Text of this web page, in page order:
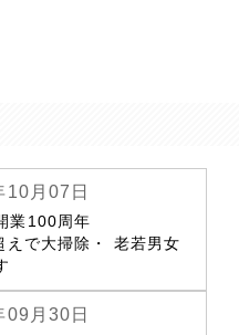
10月07日
業100周年
えで大掃除・ 老若男女
09月30日